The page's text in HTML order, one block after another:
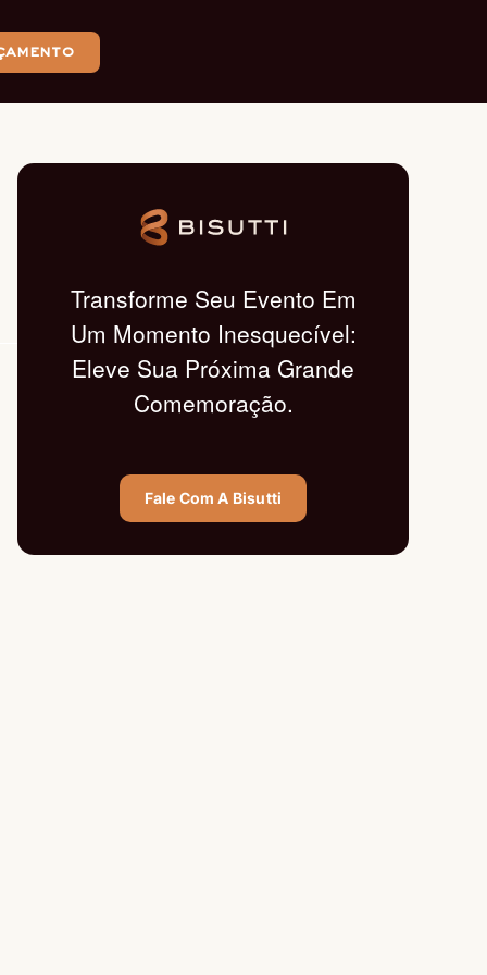
Transforme Seu Evento Em
Um Momento Inesquecível:
Eleve Sua Próxima Grande
Comemoração.
Fale Com A Bisutti